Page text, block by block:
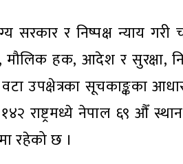
र निष्पक्ष न्याय गरी
मौलिक हक, आदेश र सुरक्षा,
वटा उपक्षेत्रका सूचकाङ्कका
राष्ट्रमध्ये नेपाल ६९ औँ
रहेको छ ।